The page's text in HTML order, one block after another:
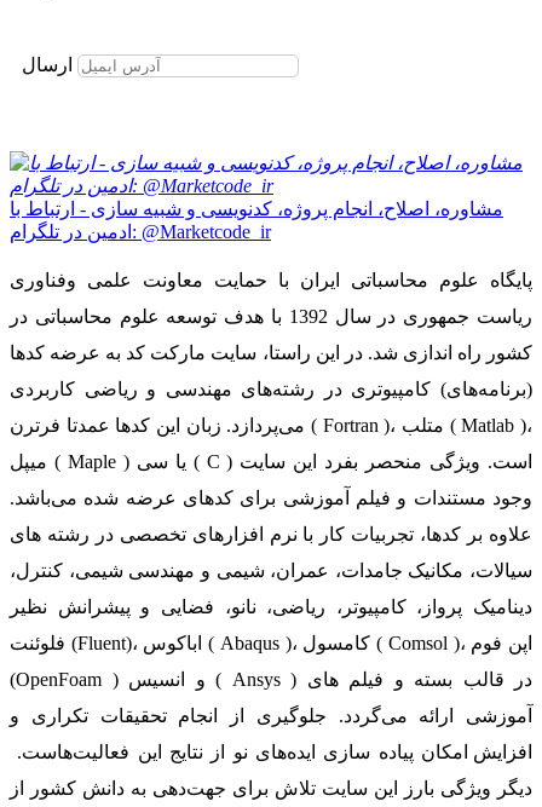
ارسال
مشاوره، اصلاح، انجام پروژه، کدنویسی و شبیه سازی - ارتباط با
ادمین در تلگرام: @Marketcode_ir
پایگاه علوم محاسباتی ایران با حمایت معاونت علمی وفناوری
ریاست جمهوری در سال 1392 با هدف توسعه علوم محاسباتی در
کشور راه اندازی شد. در این راستا، سایت مارکت کد به عرضه کدها
(برنامه‌های) کامپیوتری در رشته‌های مهندسی و ریاضی کاربردی
می‌پردازد. زبان این کدها عمدتا فرترن ( Fortran )، متلب ( Matlab )،
میپل ( Maple ) یا سی ( C ) است. ویژگی منحصر بفرد این سایت
وجود مستندات و فیلم آموزشی برای کدهای عرضه شده می‌باشد.
علاوه بر کدها، تجربیات کار با نرم افزارهای تخصصی در رشته های
سیالات، مکانیک جامدات، عمران، شیمی و مهندسی شیمی، کنترل،
دینامیک پرواز، کامپیوتر، ریاضی، نانو، فضایی و پیشرانش نظیر
فلوئنت (Fluent)، اباکوس ( Abaqus )، کامسول ( Comsol )، اپن فوم
(OpenFoam ) و انسیس ( Ansys ) در قالب بسته‌ و فیلم های
آموزشی ارائه می‌گردد. جلوگیری از انجام تحقیقات تکراری و
افزایش امکان پیاده سازی ایده‌های نو از نتایج این فعالیت‌هاست.
دیگر ویژگی بارز این سایت تلاش برای جهت‌دهی به دانش کشور از